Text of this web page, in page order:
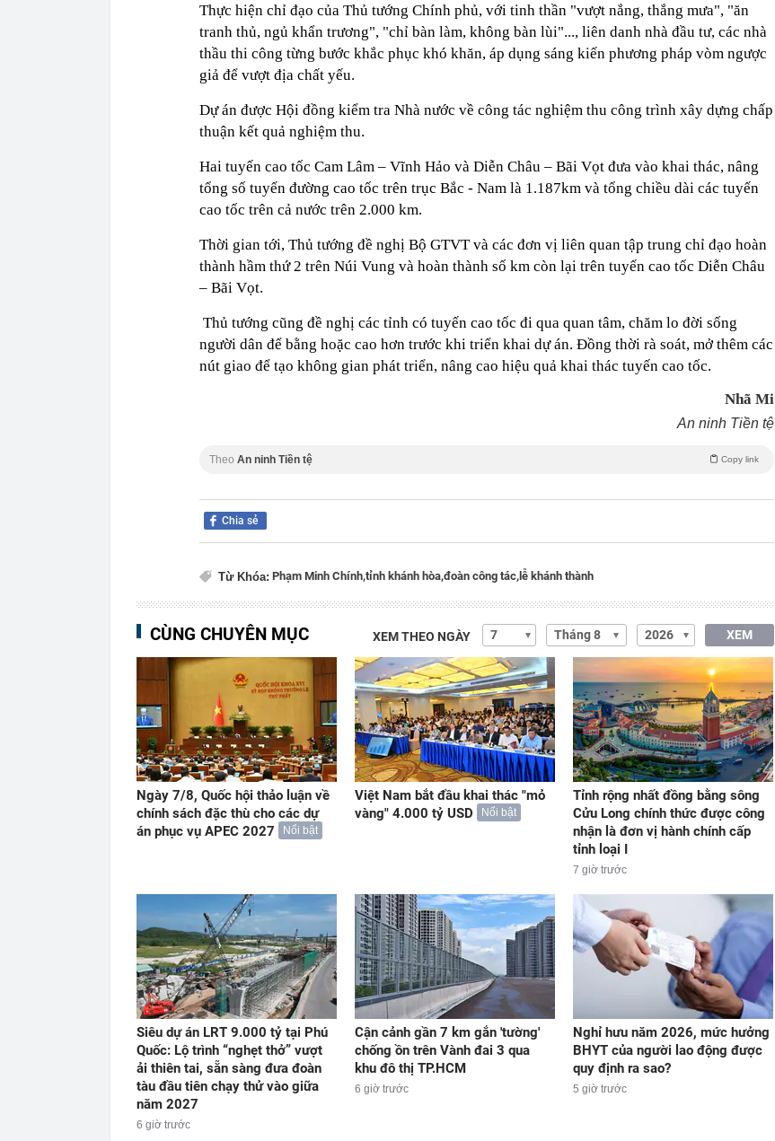
Thực hiện chỉ đạo của Thủ tướng Chính phủ, với tinh thần "vượt nắng, thắng mưa", "ăn
tranh thủ, ngủ khẩn trương", "chỉ bàn làm, không bàn lùi"..., liên danh nhà đầu tư, các nhà
thầu thi công từng bước khắc phục khó khăn, áp dụng sáng kiến phương pháp vòm ngược
giả để vượt địa chất yếu.
Dự án được Hội đồng kiểm tra Nhà nước về công tác nghiệm thu công trình xây dựng chấp
thuận kết quả nghiệm thu.
Hai tuyến cao tốc Cam Lâm – Vĩnh Hảo và Diễn Châu – Bãi Vọt đưa vào khai thác, nâng
tổng số tuyến đường cao tốc trên trục Bắc - Nam là 1.187km và tổng chiều dài các tuyến
cao tốc trên cả nước trên 2.000 km.
Thời gian tới, Thủ tướng đề nghị Bộ GTVT và các đơn vị liên quan tập trung chỉ đạo hoàn
thành hầm thứ 2 trên Núi Vung và hoàn thành số km còn lại trên tuyến cao tốc Diễn Châu
– Bãi Vọt.
Thủ tướng cũng đề nghị các tỉnh có tuyến cao tốc đi qua quan tâm, chăm lo đời sống
người dân để bằng hoặc cao hơn trước khi triển khai dự án. Đồng thời rà soát, mở thêm các
nút giao để tạo không gian phát triển, nâng cao hiệu quả khai thác tuyến cao tốc.
Nhã Mi
An ninh Tiền tệ
Theo An ninh Tiền tệ Copy link
Chia sẻ
Từ Khóa: Phạm Minh Chính,tỉnh khánh hòa,đoàn công tác,lễ khánh thành
CÙNG CHUYÊN MỤC XEM THEO NGÀY XEM
Ngày 7/8, Quốc hội thảo luận về
chính sách đặc thù cho các dự
án phục vụ APEC 2027
Nổi bật
Việt Nam bắt đầu khai thác "mỏ
vàng" 4.000 tỷ USD
Nổi bật
Tỉnh rộng nhất đồng bằng sông
Cửu Long chính thức được công
nhận là đơn vị hành chính cấp
tỉnh loại I
7 giờ trước
Siêu dự án LRT 9.000 tỷ tại Phú
Quốc: Lộ trình “nghẹt thở” vượt
ải thiên tai, sẵn sàng đưa đoàn
tàu đầu tiên chạy thử vào giữa
năm 2027
6 giờ trước
Cận cảnh gần 7 km gắn 'tường'
chống ồn trên Vành đai 3 qua
khu đô thị TP.HCM
6 giờ trước
Nghỉ hưu năm 2026, mức hưởng
BHYT của người lao động được
quy định ra sao?
5 giờ trước